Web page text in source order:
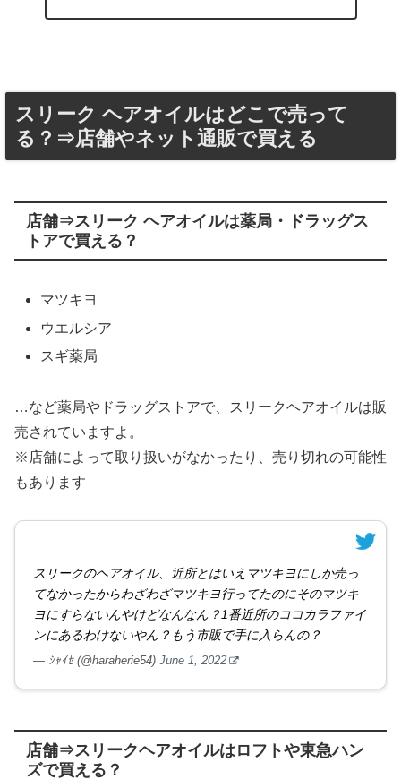
スリーク ヘアオイルはどこで売って
る？⇒店舗やネット通販で買える
店舗⇒スリーク ヘアオイルは薬局・ドラッグス
トアで買える？
マツキヨ
ウエルシア
スギ薬局
…など薬局やドラッグストアで、スリークヘアオイルは販
売されていますよ。
※店舗によって取り扱いがなかったり、売り切れの可能性
もあります
スリークのヘアオイル、近所とはいえマツキヨにしか売っ
てなかったからわざわざマツキヨ行ってたのにそのマツキ
ヨにすらないんやけどなんなん？1番近所のココカラファイ
ンにあるわけないやん？もう市販で手に入らんの？
— ｼｬｲｾ (@haraherie54) June 1, 2022
店舗⇒スリークヘアオイルはロフトや東急ハン
ズで買える？